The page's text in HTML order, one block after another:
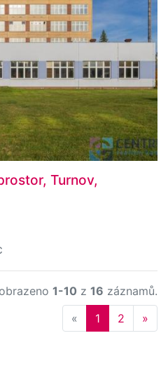
Turnov,
1-10 z 16 záznamů.
« Previous
1 2 »